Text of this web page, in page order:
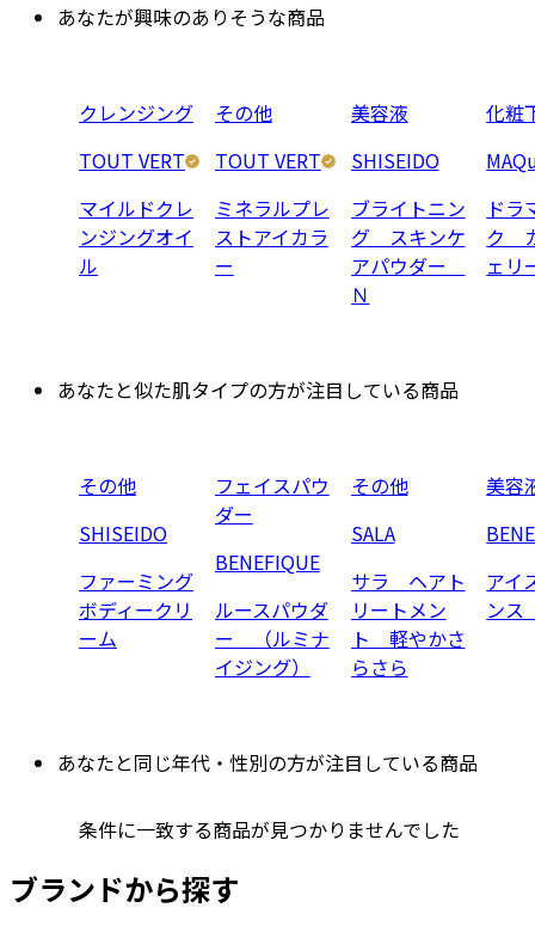
あなたが興味のありそうな商品
クレンジング
TOUT VERT
マイルドクレ
ンジングオイ
ル
その他
TOUT VERT
ミネラルプレ
ストアイカラ
ー
美容液
SHISEIDO
ブライトニン
グ スキンケ
アパウダー
Ｎ
化粧
ドラ
ク
ェ
あなたと似た肌タイプの方が注目している商品
その他
SHISEIDO
ファーミング
ボディークリ
ーム
フェイスパウ
ダー
BENEFIQUE
ルースパウダ
ー （ルミナ
イジング）
その他
SALA
サラ ヘアト
リートメン
ト 軽やかさ
らさら
美容
アイ
ン
あなたと同じ年代・性別の方が注目している商品
条件に一致する商品が見つかりませんでした
ブランドから探す